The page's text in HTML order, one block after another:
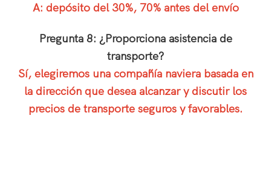
A: depósito del 30%, 70% antes del envío
Pregunta 8: ¿Proporciona asistencia de
transporte?
Sí, elegiremos una compañía naviera basada en
la dirección que desea alcanzar y discutir los
precios de transporte seguros y favorables.